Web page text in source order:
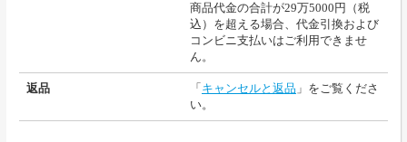
商品代金の合計が29万5000円（税
込）を超える場合、代金引換および
コンビニ支払いはご利用できませ
ん。
返品 「 キャンセルと返品 」をご覧くださ
い。